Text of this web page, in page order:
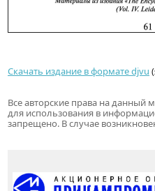
Скачать издание в формате djvu
Все авторские права на данный
для использования в
запрещено. В случае